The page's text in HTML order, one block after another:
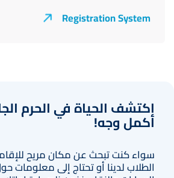
Registration System
اكتشف الحياة في الحرم
أكمل وجه!
سواء كنت تبحث عن مكان مريح
الطلاب لدينا أو تحتاج إلى معلومات